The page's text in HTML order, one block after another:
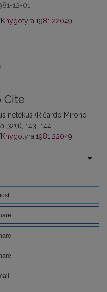
12-01
Cite
netekus (Ričardo Mirono
32(1), 143–144.